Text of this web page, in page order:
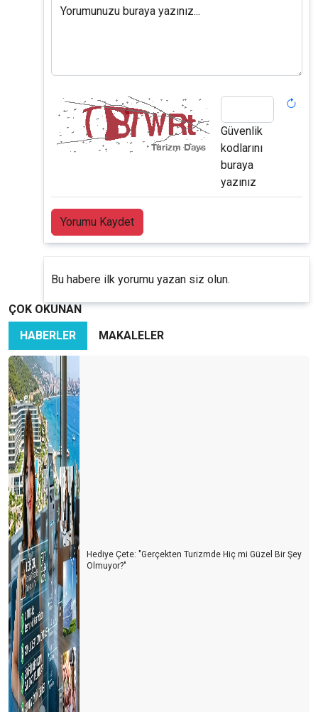
Yorumunuzu buraya yazınız...
Güvenlik
kodlarını
buraya
yazınız
Yorumu Kaydet
Bu habere ilk yorumu yazan siz olun.
ÇOK OKUNAN
HABERLER
MAKALELER
Hediye Çete: "Gerçekten Turizmde Hiç mi Güzel Bir Şey
Olmuyor?"